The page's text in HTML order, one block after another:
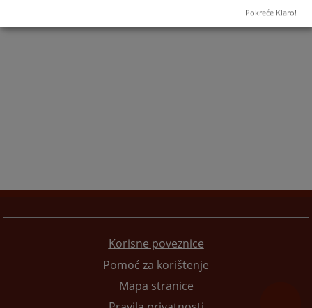
Korisne poveznice
Pomoć za korištenje
Mapa stranice
Pokreće Klaro!